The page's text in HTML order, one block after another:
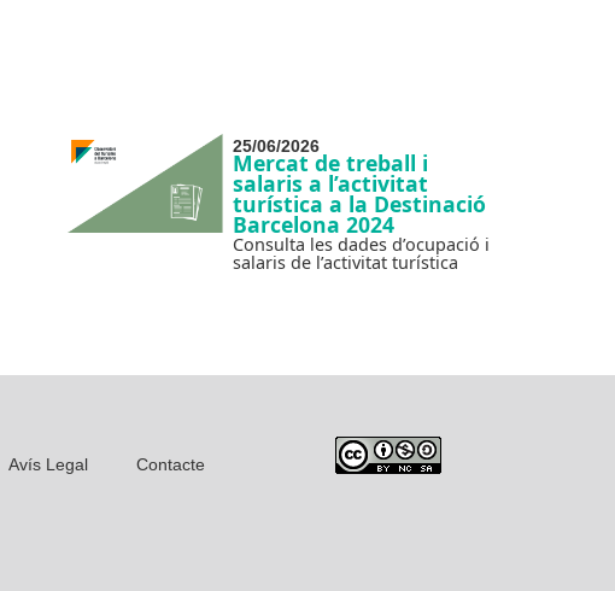
25/06/2026
Mercat de treball i
salaris a l’activitat
turística a la Destinació
Barcelona 2024
Consulta les dades d’ocupació i
salaris de l’activitat turística
Avís Legal Contacte